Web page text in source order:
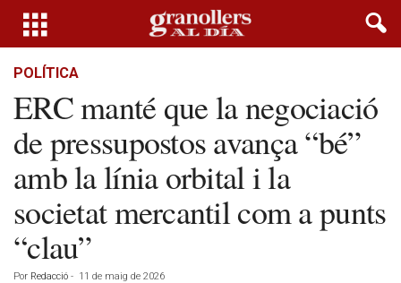
POLÍTICA
ERC manté que la negociació
de pressupostos avança “bé”
amb la línia orbital i la
societat mercantil com a punts
“clau”
Por Redacció - 11 de maig de 2026